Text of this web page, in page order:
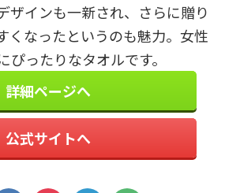
ザインも一新され、さらに贈り
くなったというのも魅力。女性
ぴったりなタオルです。
詳細ページへ
公式サイトへ